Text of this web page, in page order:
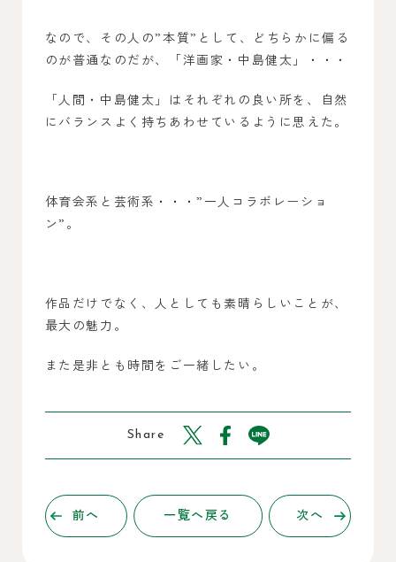
なので、その人の”本質”として、どちらかに偏る
のが普通なのだが、「洋画家・中島健太」・・・
「人間・中島健太」はそれぞれの良い所を、自然
にバランスよく持ちあわせているように思えた。
体育会系と芸術系・・・”一人コラボレーショ
ン”。
作品だけでなく、人としても素晴らしいことが、
最大の魅力。
また是非とも時間をご一緒したい。
Share
前へ 一覧へ戻る 次へ